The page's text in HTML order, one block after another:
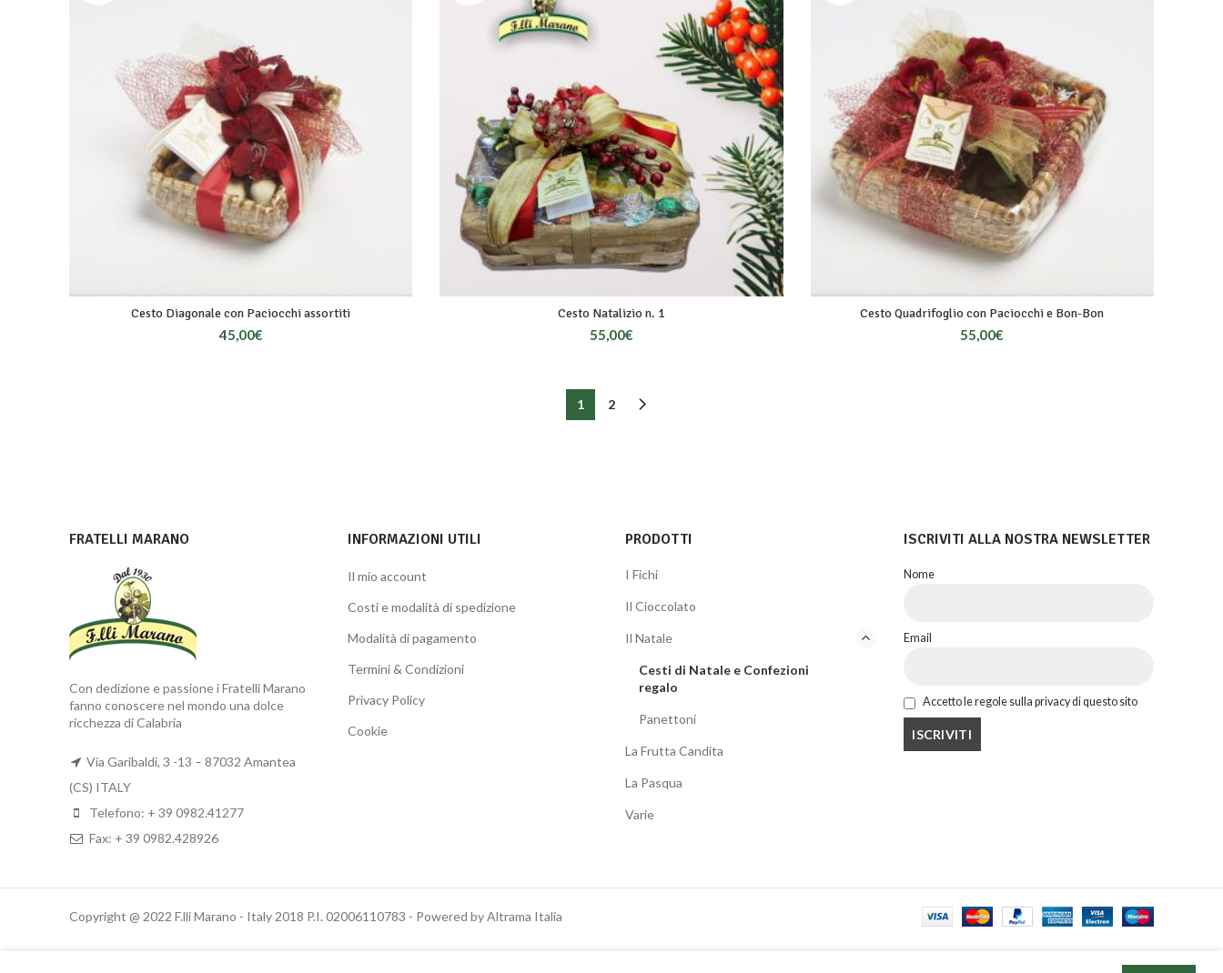
Cesto Diagonale con Paciocchi assortiti
45,00€
Cesto Natalizio n. 1
55,00€
Cesto Quadrifoglio con Paciocchi e Bon-Bon
55,00€
1 2
FRATELLI MARANO
Con dedizione e passione i Fratelli Marano
fanno conoscere nel mondo una dolce
ricchezza di Calabria
Via Garibaldi, 3 -13 – 87032 Amantea
(CS) ITALY
Telefono: + 39 0982.41277
Fax: + 39 0982.428926
INFORMAZIONI UTILI
Il mio account
Costi e modalità di spedizione
Modalità di pagamento
Termini & Condizioni
Privacy Policy
Cookie
PRODOTTI
I Fichi
Il Cioccolato
Il Natale
Cesti di Natale e Confezioni
regalo
Panettoni
La Frutta Candita
La Pasqua
Varie
ISCRIVITI ALLA NOSTRA NEWSLETTER
Nome
Email
Accetto le regole sulla privacy di questo sito
Copyright @ 2022 F.lli Marano - Italy 2018 P.I. 02006110783 - Powered by Altrama Italia